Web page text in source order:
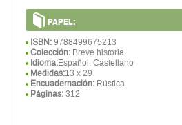
PAPEL:
ISBN: 9788499675213
Colección: Breve historia
Idioma:Español, Castellano
Medidas:13 x 29
Encuadernación: Rústica
Páginas: 312